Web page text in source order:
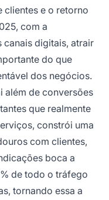
clientes e o retorno
com a
digitais, atrair
do que
dos negócios.
além de conversões
que realmente
constrói uma
com clientes,
boca a
de todo o tráfego
tornando essa a